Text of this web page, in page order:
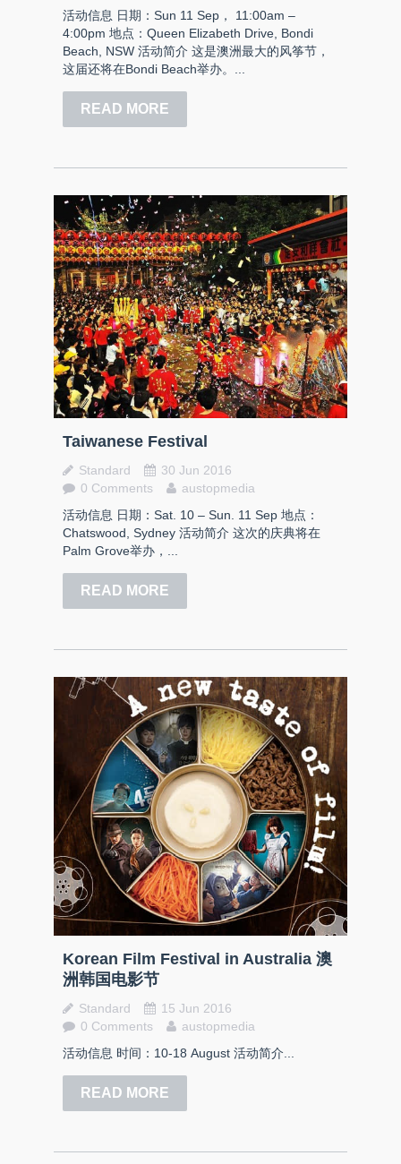
活动信息 日期：Sun 11 Sep， 11:00am –
4:00pm 地点：Queen Elizabeth Drive, Bondi
Beach, NSW 活动简介 这是澳洲最大的风筝节，
这届还将在Bondi Beach举办。...
READ MORE
Taiwanese Festival
Standard
30 Jun 2016
0 Comments
austopmedia
活动信息 日期：Sat. 10 – Sun. 11 Sep 地点：
Chatswood, Sydney 活动简介 这次的庆典将在
Palm Grove举办，...
READ MORE
Korean Film Festival in Australia 澳
洲韩国电影节
Standard
15 Jun 2016
0 Comments
austopmedia
活动信息 时间：10-18 August 活动简介...
READ MORE